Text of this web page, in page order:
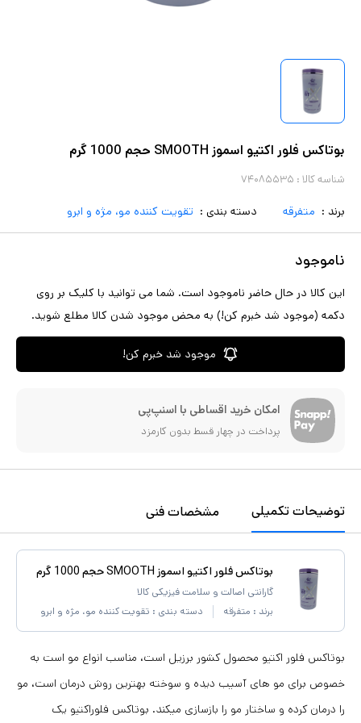
بوتاکس فلور اکتیو اسموز SMOOTH حجم 1000 گرم
شناسه کالا : ۷۴۰۸۵۵۳۵
برند : متفرقه دسته بندی : تقویت کننده مو، مژه و ابرو
ناموجود
این کالا در حال حاضر ناموجود است. شما می توانید با کلیک بر روی
دکمه (موجود شد خبرم کن!) به محض موجود شدن کالا مطلع شوید.
موجود شد خبرم کن!
امکان خرید اقساطی با اسنپ‌پی
پرداخت در چهار قسط بدون کارمزد
توضیحات تکمیلی مشخصات فنی
بوتاکس فلور اکتیو اسموز SMOOTH حجم 1000 گرم
گارانتی اصالت و سلامت فیزیکی کالا
برند : متفرقه دسته بندی : تقویت کننده مو، مژه و ابرو
بوتاکس فلور اکتیو محصول کشور برزیل است، مناسب انواع مو است به
خصوص برای مو های آسیب دیده و سوخته بهترین روش درمان است، مو
را درمان کرده و ساختار مو را بازسازی میکند. بوتاکس فلوراکتیو یک